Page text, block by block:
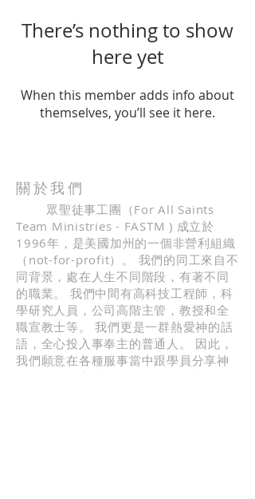
There’s nothing to show
here yet
When this member adds info about
themselves, you’ll see it here.
關於我們
眾聖徒事工團（For All Saints
Team Ministries - FASTM ) 成立於
1996年，是美國加州的一個非營利組織
（not-for-profit）。 我們的同工來自不
同背景，處在人生不同階段，有著不同
的職業。 我們中間有高科技工程師，科
學研究人員，公司高階主管，教授和全
職宣教士等。 我們更是一群熱愛神的話
語，全心投入事奉主的普通人。 因此，
我們願意在各種服事當中跟學員分享神
的話語，分享生命的起起伏伏，也見證